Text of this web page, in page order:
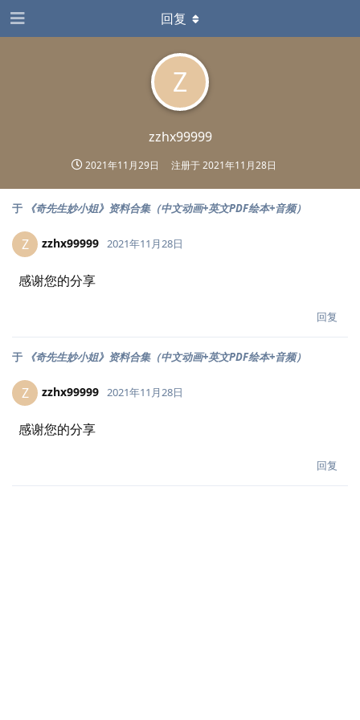
Z
zzhx99999
2021年11月29日 注册于2021年11月28日
回复
于 《奇先生妙小姐》资料合集（中文动画+英文PDF绘本+音频）
Z zzhx99999 2021年11月28日
感谢您的分享
回复
于 《奇先生妙小姐》资料合集（中文动画+英文PDF绘本+音频）
Z zzhx99999 2021年11月28日
感谢您的分享
回复